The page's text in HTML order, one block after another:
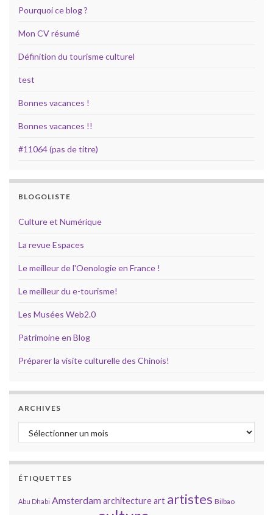
Pourquoi ce blog ?
Mon CV résumé
Définition du tourisme culturel
test
Bonnes vacances !
Bonnes vacances !!
#11064 (pas de titre)
BLOGOLISTE
Culture et Numérique
La revue Espaces
Le meilleur de l'Oenologie en France !
Le meilleur du e-tourisme!
Les Musées Web2.0
Patrimoine en Blog
Préparer la visite culturelle des Chinois!
ARCHIVES
Archives
ÉTIQUETTES
Abu Dhabi Amsterdamarchitectureart artistes Bilbao